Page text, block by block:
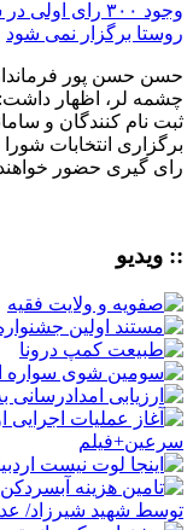
روستا برگزار نمی شود
حسن حسن پور
چشمه لر، اظهار
ثبت نام کنندگان و
رای گیری حضور خواهند داشت و ۳۲ شعبه
:: ویدیو